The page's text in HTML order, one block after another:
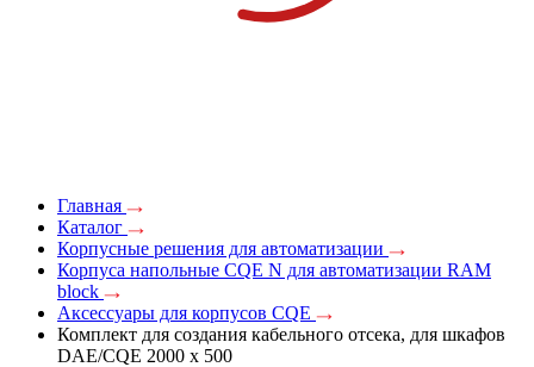
Главная
Каталог
Корпусные решения для автоматизации
Корпуса напольные CQE N для автоматизации RAM
block
Аксессуары для корпусов CQE
Комплект для создания кабельного отсека, для шкафов
DAE/CQE 2000 x 500